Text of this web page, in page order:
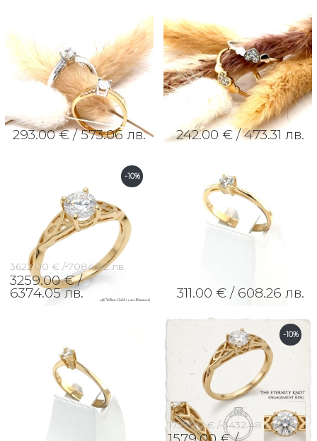
293.00 € / 573.06 лв. 242.00 € / 473.31 лв.
-10%
3622.00 € / 7084.02 лв.
3259.00 € /
6374.05 лв. 311.00 € / 608.26 лв.
-10%
1755.00 € / 3432.48 лв.